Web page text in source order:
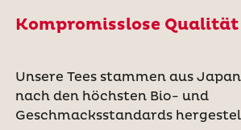
Kompromisslose Qualität
Unsere Tees stammen aus
nach den höchsten Bio- und
Geschmacksstandards